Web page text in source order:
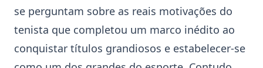
se perguntam sobre as reais motivações do
tenista que completou um marco inédito ao
conquistar títulos grandiosos e estabelecer-se